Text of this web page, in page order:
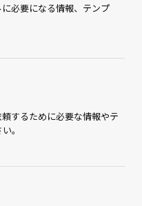
必要になる情報、テンプ
するために必要な情報やテ
。